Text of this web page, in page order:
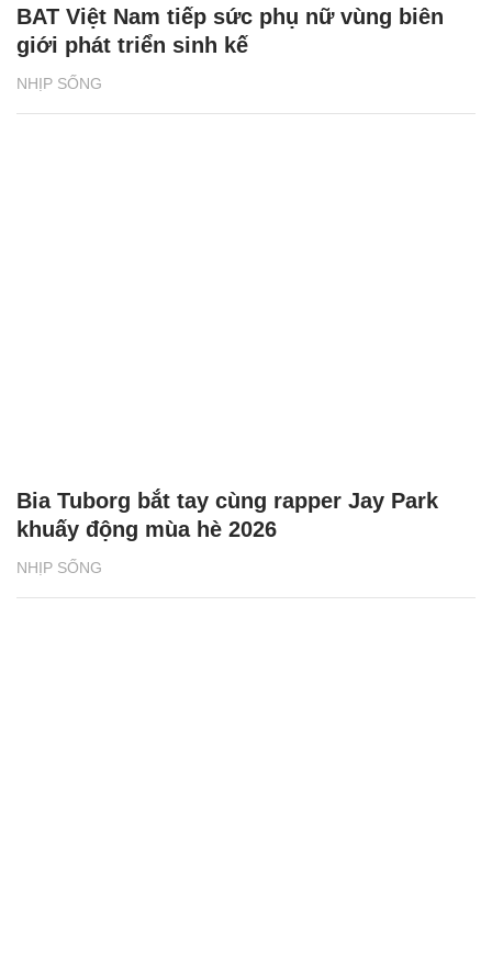
NHỊP SỐNG
BAT Việt Nam tiếp sức phụ nữ vùng biên
giới phát triển sinh kế
NHỊP SỐNG
Bia Tuborg bắt tay cùng rapper Jay Park
khuấy động mùa hè 2026